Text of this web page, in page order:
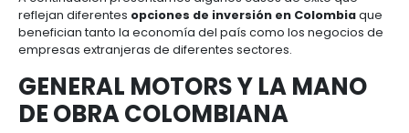
-
BPO
Software
&
Impuestos,
aduanas
y
comercio
exterior
(CNUCYD O UNCTAD)
Esa cifra confirma que el país se ha ganado un
importante como destino atractivo de inversión
que cada vezson más los negocios para invertir